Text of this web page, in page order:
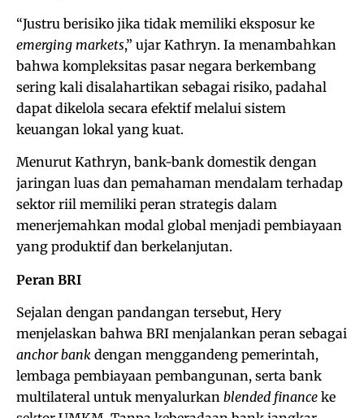
“Justru berisiko jika tidak memiliki eksposur ke
emerging markets,” ujar Kathryn. Ia menambahkan
bahwa kompleksitas pasar negara berkembang
sering kali disalahartikan sebagai risiko, padahal
dapat dikelola secara efektif melalui sistem
keuangan lokal yang kuat.
Menurut Kathryn, bank-bank domestik dengan
jaringan luas dan pemahaman mendalam terhadap
sektor riil memiliki peran strategis dalam
menerjemahkan modal global menjadi pembiayaan
yang produktif dan berkelanjutan.
Peran BRI
Sejalan dengan pandangan tersebut, Hery
menjelaskan bahwa BRI menjalankan peran sebagai
anchor bank dengan menggandeng pemerintah,
lembaga pembiayaan pembangunan, serta bank
multilateral untuk menyalurkan blended finance ke